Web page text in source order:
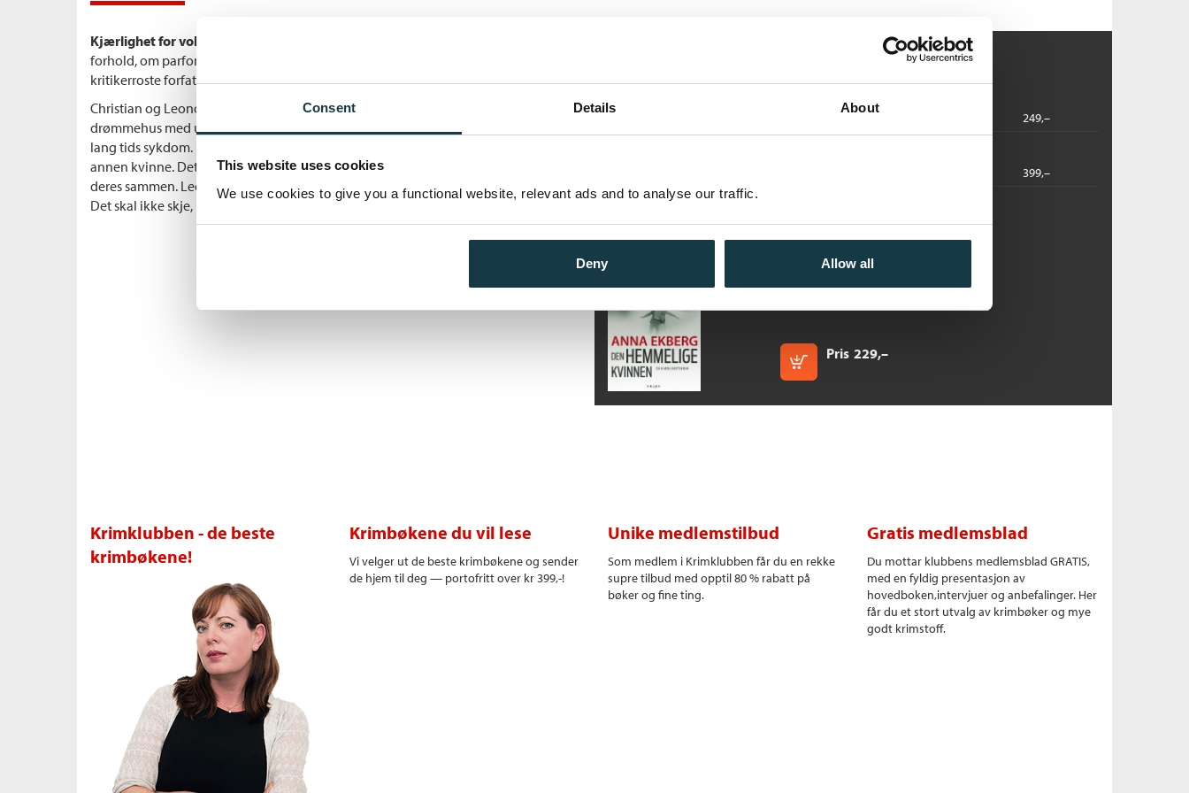
Consent Details About
This website uses cookies
We use cookies to give you a functional website, relevant ads and to analyse our traffic.
Deny Allow all
Kjærlighet for voksne
forhold, om parforholdets vinnere og tapere, om lidenskap, sex og mord. Krim fra
kritikerroste forfattere om hvordan alle midler tas i bruk når kjærligheten skranter.
Christian og Leonora lever det perfekte liv og har et godt ekteskap. De bor i et
drømmehus med utsikt over Vejlefjord og sønnen deres er nettopp erklært frisk etter
lang tids sykdom. Men så oppdager Leonora at mannen har en affære med en
annen kvinne. Det snur opp ned på hennes oppfatning av ham, seg selv og livet
deres sammen. Leonora innser at hun risikerer å bli forlatt, og hun tar en beslutning:
Det skal ikke skje, uansett hvilke midler hun må ta i bruk.
Bokmål 249,–
399,–
Den hemmelige kvinnen
Anna Ekberg
Pris 229,–
Kjøp
Krimklubben - de beste
krimbøkene!
Krimbøkene du vil lese
Vi velger ut de beste krimbøkene og sender
de hjem til deg — portofritt over kr 399,-!
Unike medlemstilbud
Som medlem i Krimklubben får du en rekke
supre tilbud med opptil 80 % rabatt på
bøker og fine ting.
Gratis medlemsblad
Du mottar klubbens medlemsblad GRATIS,
med en fyldig presentasjon av
hovedboken,intervjuer og anbefalinger. Her
får du et stort utvalg av krimbøker og mye
godt krimstoff.